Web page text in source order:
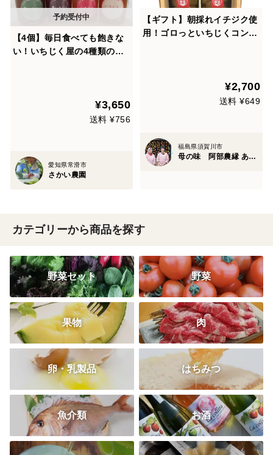
【4個】毎日食べても飽きな
い！いちじく屋の4種類の自
¥3,650
送料 ¥756
愛知県常滑市
さかい農園
【ギフト】朝採れイチジク使
用！ゴロっといちじくコンポ
¥2,700
送料 ¥649
福島県須賀川市
母の味 阿部農縁 あべのうえん
カテゴリーから商品を探す
野菜セット 野菜
果物 肉
卵・乳製品 はちみつ
魚介類 お酒